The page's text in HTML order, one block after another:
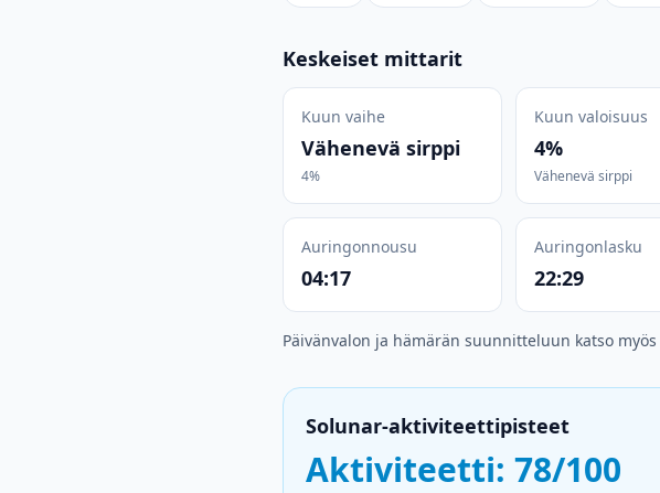
Keskeiset mittarit
Kuun vaihe
Vähenevä sirppi
4%
Kuun valoisuus
4%
Vähenevä sirppi
Auringonnousu
04:17
Auringonlasku
22:29
Päivänvalon ja hämärän suunnitteluun katso myös
Solunar-aktiviteettipisteet
Aktiviteetti: 78/100